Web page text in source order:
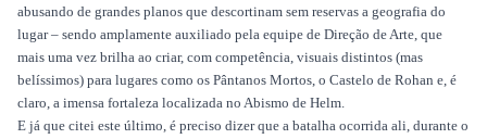
abusando de grandes planos que descortinam sem reservas a geografia do
lugar – sendo amplamente auxiliado pela equipe de Direção de Arte, que
mais uma vez brilha ao criar, com competência, visuais distintos (mas
belíssimos) para lugares como os Pântanos Mortos, o Castelo de Rohan e, é
claro, a imensa fortaleza localizada no Abismo de Helm.
E já que citei este último, é preciso dizer que a batalha ocorrida ali, durante o